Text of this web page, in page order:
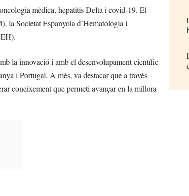
mèdica, hepatitis Delta i covid-19. El
la Societat Espanyola d’Hematologia i
la innovació i amb el desenvolupament científic
i Portugal. A més, va destacar que a través
coneixement que permeti avançar en la millora